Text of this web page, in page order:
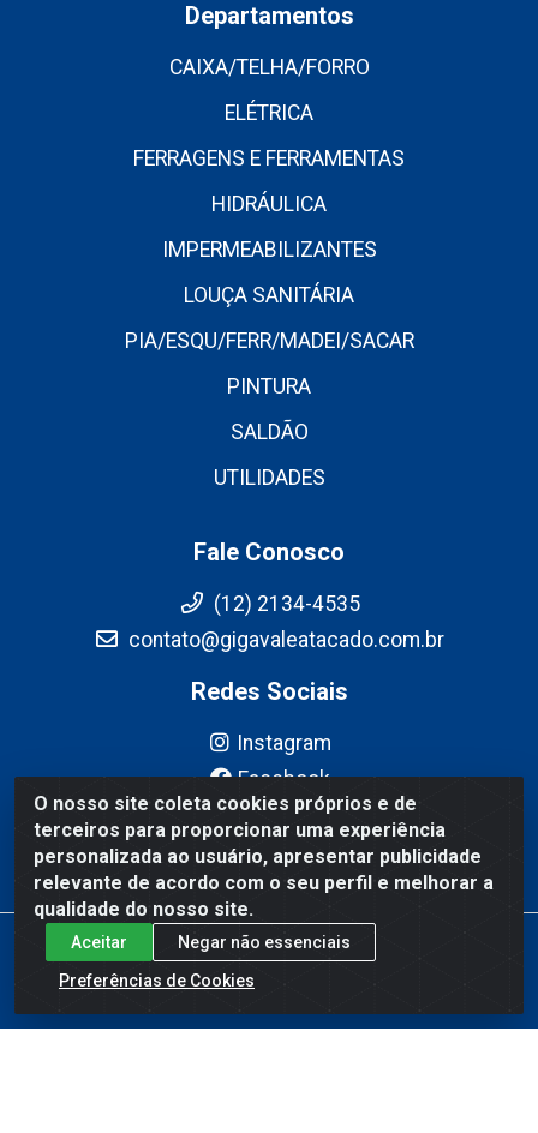
O nosso site coleta cookies próprios e de
terceiros para proporcionar uma experiência
personalizada ao usuário, apresentar publicidade
relevante de acordo com o seu perfil e melhorar a
qualidade do nosso site.
Aceitar
Negar não essenciais
Preferências de Cookies
Departamentos
CAIXA/TELHA/FORRO
ELÉTRICA
FERRAGENS E FERRAMENTAS
HIDRÁULICA
IMPERMEABILIZANTES
LOUÇA SANITÁRIA
PIA/ESQU/FERR/MADEI/SACAR
PINTURA
SALDÃO
UTILIDADES
Fale Conosco
(12) 2134-4535
contato@gigavaleatacado.com.br
Redes Sociais
Instagram
Facebook
YouTube
Linkedin
Gigavale Atacado - Av. Pedro Friggi, 451 - Vista Verde, São José
dos Campos/SP - CEP 12223-430 - CNPJ 08.978.600/0004-83